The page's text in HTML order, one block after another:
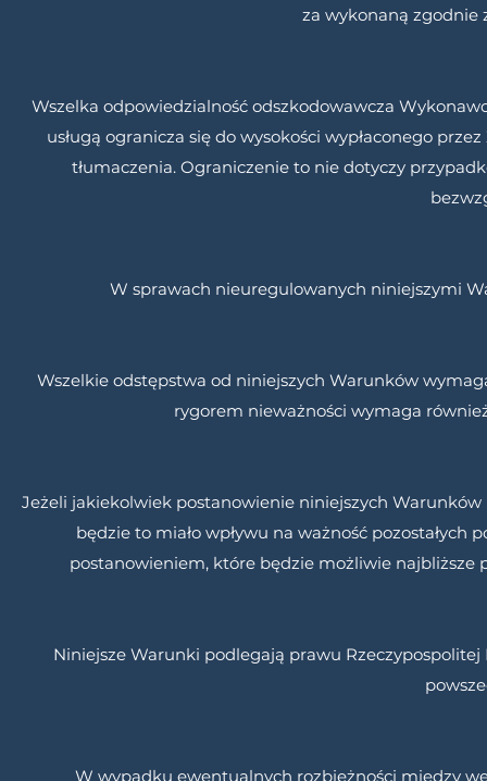
za wykonaną zgodnie
Wszelka odpowiedzialność odszkodowawcza
usługą ogranicza się do wysokości wypłaconego
tłumaczenia. Ograniczenie to nie dotyczy
W sprawach nieuregulowanych niniejszymi
Wszelkie odstępstwa od niniejszych Warunków
rygorem nieważności wymaga
Jeżeli jakiekolwiek postanowienie niniejszych Warunków
będzie to miało wpływu na ważność
postanowieniem, które będzie możliwie
Niniejsze Warunki podlegają prawu
W wypadku ewentualnych rozbieżności między